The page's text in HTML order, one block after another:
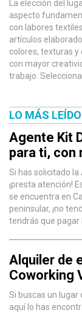
La elección del
aspecto
con labores
artículos
colores, texturas
con mayor
trabajo.
LO MÁS LEÍDO
Agente Kit
para ti, con
Si has solicitado la
¡presta atención!
se encuentra en
peninsular, ¡no
tendrás que pagar
Alquiler de
Coworking
Si buscas un lugar
aquí lo has